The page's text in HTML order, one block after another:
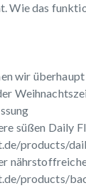
Wie das
wir überhaupt
süßen Daily
products/
products/